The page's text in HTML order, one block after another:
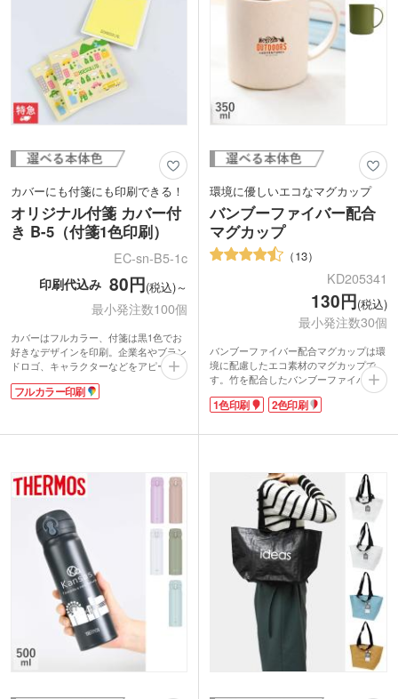
カバーにも付箋にも印刷できる！
オリジナル付箋 カバー付
き B-5（付箋1色印刷）
EC-sn-B5-1c
印刷代込み 80円(税込)～
最小発注数100個
カバーはフルカラー、付箋は黒1色でお
好きなデザインを印刷。企業名やブラン
ドロゴ、キャラクターなどをアピールで
きるので、販促効果抜群なノベルティが
制作できます。カバーの内側や裏面にも
使い勝手のいいスクエア形状の付箋は、
ィ、卒業記念品や施設のオープン記念品
など幅広いシーンで配布できます。ポス
トインできるサイズなので資料などと一
緒に気軽に郵送も可能です。
フルカラー印刷
環境に優しいエコなマグカップ
バンブーファイバー配合
マグカップ
13
KD205341
130円(税込)
最小発注数30個
バンブーファイバー配合マグカップは環
境に配慮したエコ素材のマグカップで
す。竹を配合したバンブーファイバー樹
脂を使用しています。安価で軽量、割れ
にくく繰り返し使えるのが魅力です。マ
環境保護に貢献できる素材で作られてい
名入れは1色・2色印刷で可愛くワンポイ
ントを入れたり、回転シルク印刷でぐる
っと大きく印刷したり、豊富な印刷方法
から選べます。お気に入りのデザインを
印刷してオリジナルマグカップを作成で
きます。
1色印刷 2色印刷